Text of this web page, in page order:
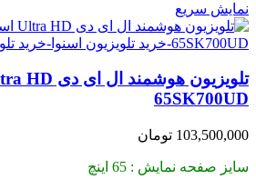
نمایش سریع
65SK700UD
103,500,000 تومان
سایز صفحه نمایش : 65 اینچ